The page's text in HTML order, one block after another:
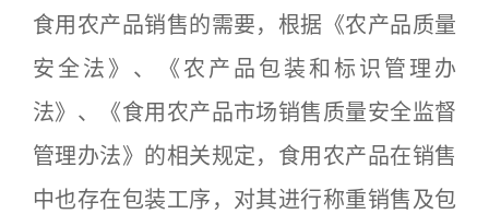
食用农产品销售的需要，根据《农产品质量
安全法》、《农产品包装和标识管理办
法》、《食用农产品市场销售质量安全监督
管理办法》的相关规定，食用农产品在销售
中也存在包装工序，对其进行称重销售及包